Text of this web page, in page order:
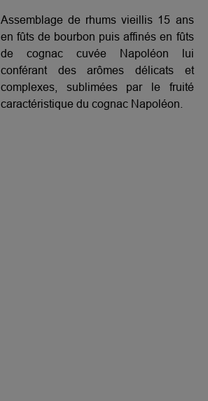
Assemblage de rhums vieillis 15 ans
en fûts de bourbon puis affinés en fûts
de cognac cuvée Napoléon lui
conférant des arômes délicats et
complexes, sublimées par le fruité
caractéristique du cognac Napoléon.